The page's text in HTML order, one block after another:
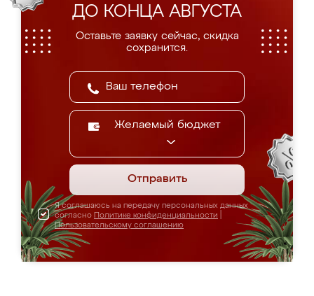
ДО КОНЦА АВГУСТА
Оставьте заявку сейчас, скидка
сохранится.
Желаемый бюджет
Отправить
Я соглашаюсь на передачу персональных данных
согласно Политике конфиденциальности
Пользовательскому соглашению